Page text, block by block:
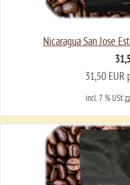
Nicaragua San Jose
31,50 EUR
incl. 7 % USt